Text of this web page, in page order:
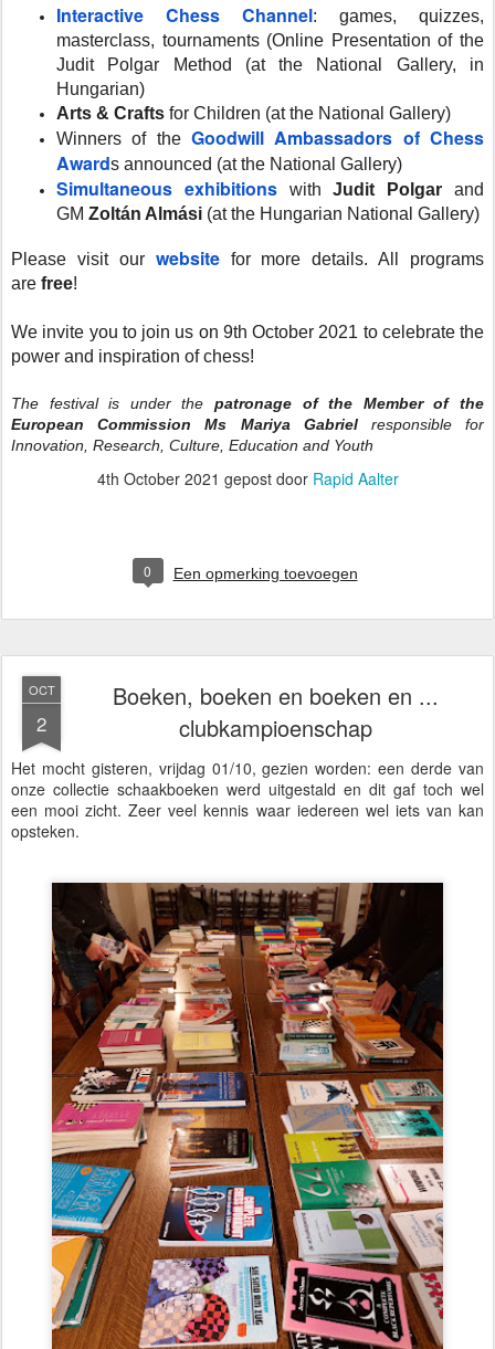
Interactive Chess Channel: games, quizzes,
masterclass, tournaments (Online Presentation of the
Judit Polgar Method (at the National Gallery, in
Hungarian)
Arts & Crafts for Children (at the National Gallery)
Winners of the Goodwill Ambassadors of Chess
Awards announced (at the National Gallery)
Simultaneous exhibitionswithJudit Polgar and
GM Zoltán Almási (at the Hungarian National Gallery)
Please visit our websitefor more details. All programs
are free!
We invite you to join us on 9th October 2021 to celebrate the
power and inspiration of chess!
The festival is under the patronage of the Member of the
European Commission Ms Mariya Gabriel responsible for
Innovation, Research, Culture, Education and Youth
4th October 2021 gepost door Rapid Aalter
0 Een opmerking toevoegen
OCT
2
Boeken, boeken en boeken en ...
clubkampioenschap
Het mocht gisteren, vrijdag 01/10, gezien worden: een derde van
onze collectie schaakboeken werd uitgestald en dit gaf toch wel
een mooi zicht. Zeer veel kennis waar iedereen wel iets van kan
opsteken.